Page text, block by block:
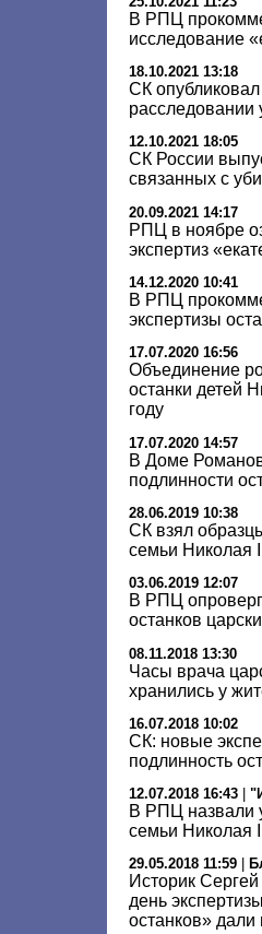
В РПЦ
исследование
18.10.2021 13:18
СК опубликовал
расследовании
12.10.2021 18:05
СК России
связанных с
20.09.2021 14:17
РПЦ в ноябре
экспертиз
14.12.2020 10:41
В РПЦ
экспертизы
17.07.2020 16:56
Объединение
останки детей
году
17.07.2020 14:57
В Доме
подлинности
28.06.2019 10:38
СК взял
семьи Николая
03.06.2019 12:07
В РПЦ
останков
08.11.2018 13:30
Часы врача
хранились у
16.07.2018 10:02
СК: новые
подлинность
12.07.2018 16:43
В РПЦ назвали
семьи Николая
29.05.2018 11:59
Историк
день
останков»